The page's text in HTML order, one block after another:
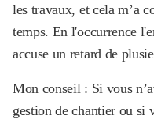
les travaux, et cela m’a
temps. En l'occurrence
accuse un retard de
Mon conseil : Si vous
gestion de chantier ou si